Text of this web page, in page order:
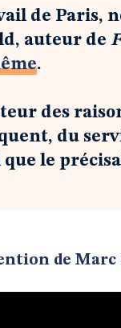
de Paris,
auteur de
.
des
du
le
de Marc